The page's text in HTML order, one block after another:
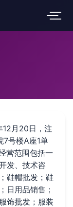
月20日，注
7号楼A座1单
营范围包括一
发、技术咨
鞋帽批发；鞋
日用品销售；
饰批发；服装